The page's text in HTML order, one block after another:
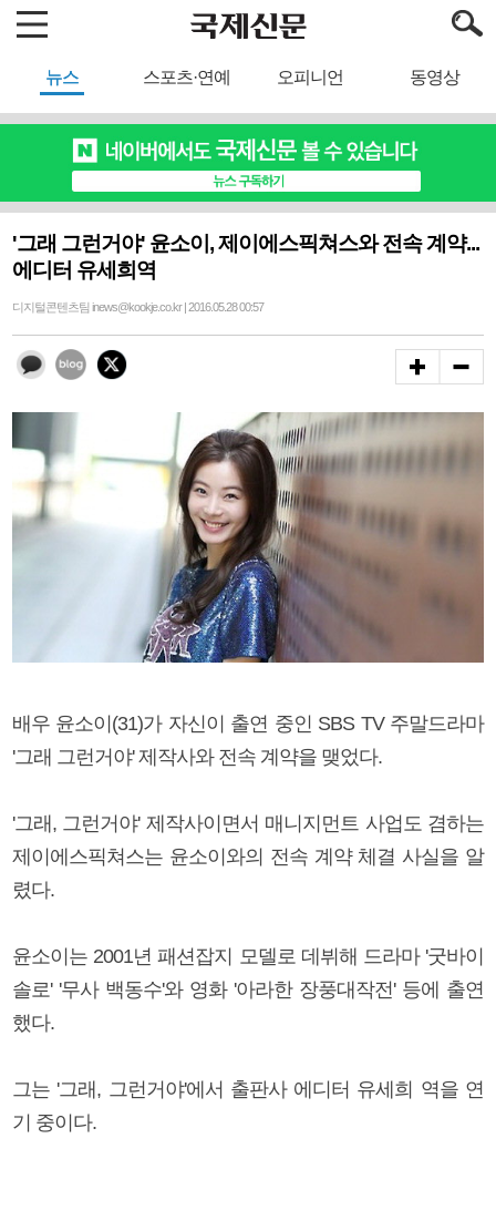
뉴스 스포츠·연예 오피니언 동영상
'그래 그런거야' 윤소이, 제이에스픽쳐스와 전속 계약...
에디터 유세희역
디지털콘텐츠팀 inews@kookje.co.kr | 2016.05.28 00:57
배우 윤소이(31)가 자신이 출연 중인 SBS TV 주말드라마
'그래 그런거야' 제작사와 전속 계약을 맺었다.
'그래, 그런거야' 제작사이면서 매니지먼트 사업도 겸하는
제이에스픽쳐스는 윤소이와의 전속 계약 체결 사실을 알
렸다.
윤소이는 2001년 패션잡지 모델로 데뷔해 드라마 '굿바이
솔로' '무사 백동수'와 영화 '아라한 장풍대작전' 등에 출연
했다.
그는 '그래, 그런거야'에서 출판사 에디터 유세희 역을 연
기 중이다.